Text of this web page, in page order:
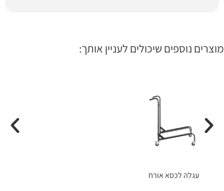
מוצרים נוספים שיכולים לעניין אותך:
עגלה לכסא אורח